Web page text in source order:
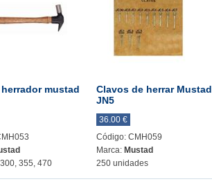
mustad
355, 470
Clavos de herrar Mustad
JN5
36.00 €
Código: CMH059
Marca: Mustad
250 unidades